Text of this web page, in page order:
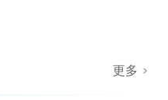
更多